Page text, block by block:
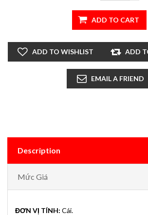
Description
Mức Giá
ĐƠN VỊ TÍNH: Cái.